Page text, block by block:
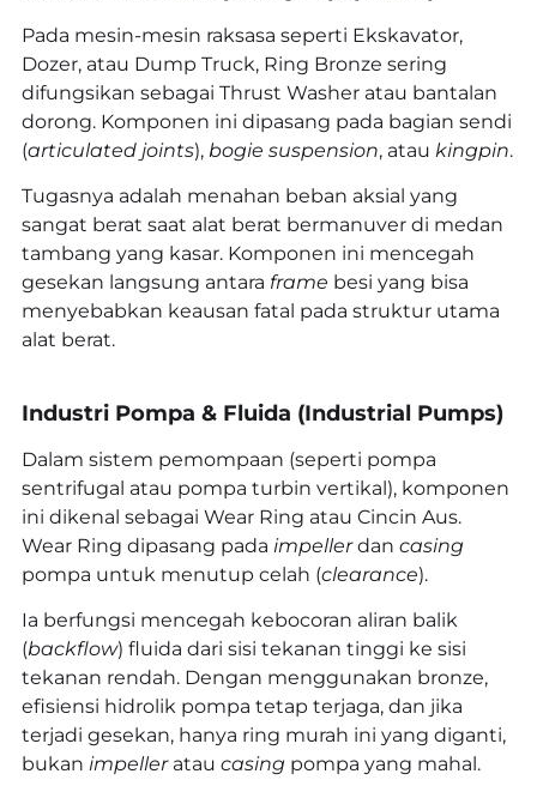
Pada mesin-mesin raksasa seperti Ekskavator,
Dozer, atau Dump Truck, Ring Bronze sering
difungsikan sebagai Thrust Washer atau bantalan
dorong. Komponen ini dipasang pada bagian sendi
(articulated joints), bogie suspension, atau kingpin.
Tugasnya adalah menahan beban aksial yang
sangat berat saat alat berat bermanuver di medan
tambang yang kasar. Komponen ini mencegah
gesekan langsung antara frame besi yang bisa
menyebabkan keausan fatal pada struktur utama
alat berat.
Industri Pompa & Fluida (Industrial Pumps)
Dalam sistem pemompaan (seperti pompa
sentrifugal atau pompa turbin vertikal), komponen
ini dikenal sebagai Wear Ring atau Cincin Aus.
Wear Ring dipasang pada impellerdan casing
pompa untuk menutup celah (clearance).
Ia berfungsi mencegah kebocoran aliran balik
(backflow) fluida dari sisi tekanan tinggi ke sisi
tekanan rendah. Dengan menggunakan bronze,
efisiensi hidrolik pompa tetap terjaga, dan jika
terjadi gesekan, hanya ring murah ini yang diganti,
bukan impelleratau casing pompa yang mahal.